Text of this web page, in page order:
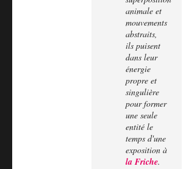
animale et
mouvements
abstraits,
ils puisent
dans leur
énergie
propre et
singulière
pour former
une seule
entité le
temps d'une
exposition à
la Friche.